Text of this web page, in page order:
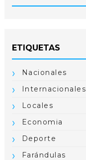
ETIQUETAS
Nacionales
Internacionales
Locales
Economia
Deporte
Farándulas